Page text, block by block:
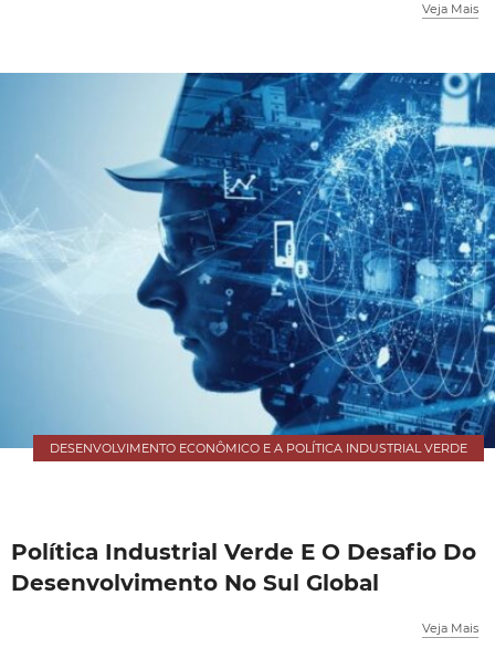
Veja Mais
DESENVOLVIMENTO ECONÔMICO E A POLÍTICA INDUSTRIAL VERDE
Política Industrial Verde E O Desafio Do
Desenvolvimento No Sul Global
Veja Mais